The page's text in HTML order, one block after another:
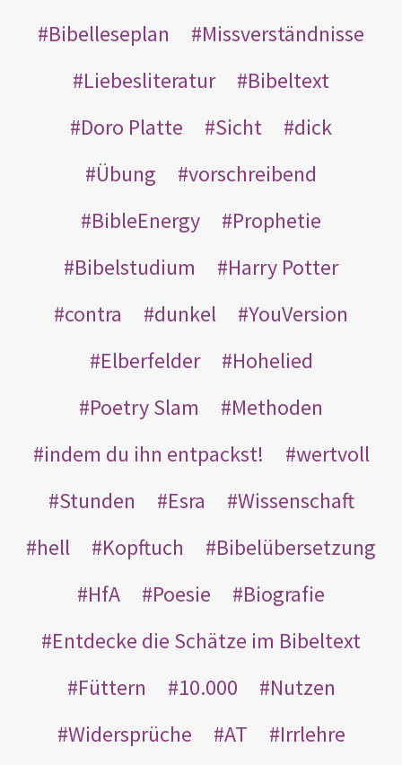
Bibelleseplan
Missverständnisse
Liebesliteratur
Bibeltext
Doro Platte
Sicht
dick
Übung
vorschreibend
BibleEnergy
Prophetie
Bibelstudium
Harry Potter
contra
dunkel
YouVersion
Elberfelder
Hohelied
Poetry Slam
Methoden
indem du ihn entpackst!
wertvoll
Stunden
Esra
Wissenschaft
hell
Kopftuch
Bibelübersetzung
HfA
Poesie
Biografie
Entdecke die Schätze im Bibeltext
Füttern
10.000
Nutzen
Widersprüche
AT
Irrlehre